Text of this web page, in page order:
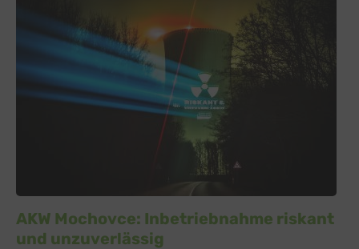
AKW Mochovce: Inbetriebnahme riskant
und unzuverlässig